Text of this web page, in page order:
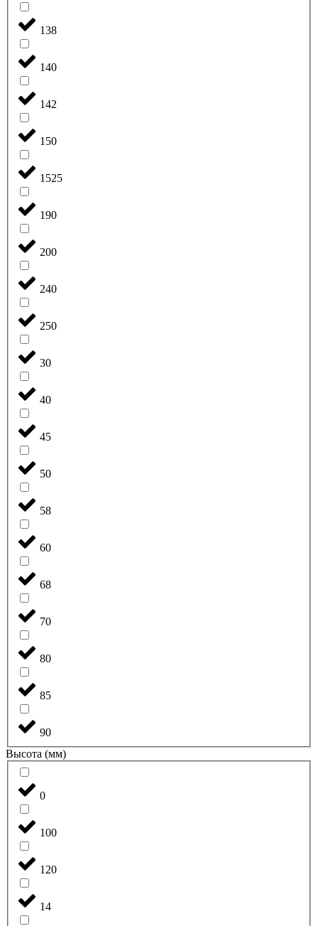
138
140
142
150
1525
190
200
240
250
30
40
45
50
58
60
68
70
80
85
90
Высота (мм)
0
100
120
14